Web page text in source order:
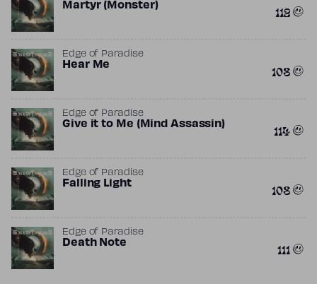
Martyr (Monster) 112
Edge of Paradise
Hear Me 108
Edge of Paradise
Give it to Me (Mind Assassin) 114
Edge of Paradise
Falling Light 108
Edge of Paradise
Death Note 111